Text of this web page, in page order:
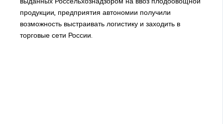
продукции, предприятия автономии получили
возможность выстраивать логистику и заходить в
торговые сети России.